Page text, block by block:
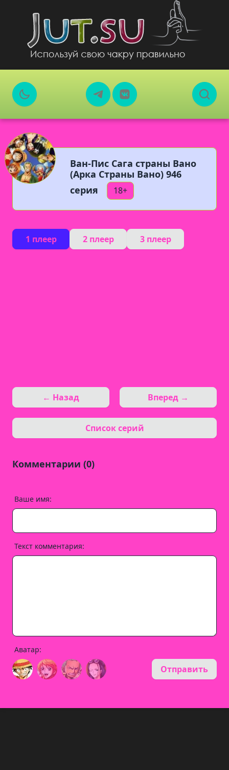
Ван-Пис Сага страны Вано
(Арка Страны Вано) 946
серия
18+
1 плеер 2 плеер 3 плеер
← Назад
Список серий
Вперед →
Комментарии (0)
Ваше имя:
Текст комментария:
Аватар:
Отправить